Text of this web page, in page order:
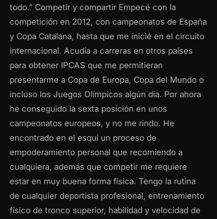
todo.” Competir y compartir Empecé con la
competición en 2012, con campeonatos de España
y Copa Catalana, hasta que me inicié en el circuito
internacional. Acudía a carreras en otros países
para obtener IPCAS que me permitieran
presentarme a Copa de Europa, Copa del Mundo o
incluso los Juegos Olímpicos algún día. Por ahora
he conseguido la sexta posición en unos
campeonatos europeos, y no me rindo. He
encontrado en el esquí un proceso de
empoderamiento personal que recomiendo a
cualquiera, además que competir me requiere
estar en muy buena forma física. Tengo la rutina
de cualquier deportista profesional, entrenamiento
físico de tronco superior, habilidad y velocidad de